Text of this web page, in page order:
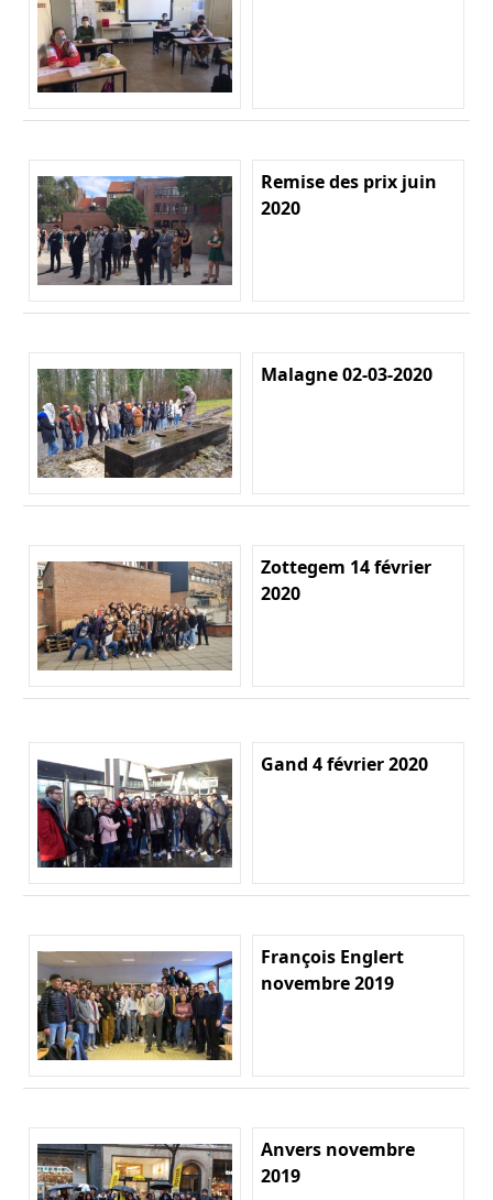
Remise des prix juin
2020
Malagne 02-03-2020
Zottegem 14 février
2020
Gand 4 février 2020
François Englert
novembre 2019
Anvers novembre
2019